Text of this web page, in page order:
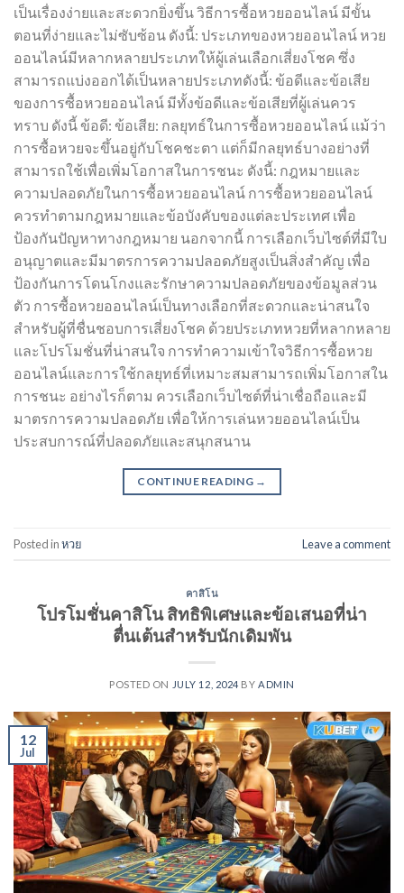
เป็นเรื่องง่ายและสะดวกยิ่งขึ้น วิธีการซื้อหวยออนไลน์ มีขั้น
ตอนที่ง่ายและไม่ซับซ้อน ดังนี้: ประเภทของหวยออนไลน์ หวย
ออนไลน์มีหลากหลายประเภทให้ผู้เล่นเลือกเสี่ยงโชค ซึ่ง
สามารถแบ่งออกได้เป็นหลายประเภทดังนี้: ข้อดีและข้อเสีย
ของการซื้อหวยออนไลน์ มีทั้งข้อดีและข้อเสียที่ผู้เล่นควร
ทราบ ดังนี้ ข้อดี: ข้อเสีย: กลยุทธ์ในการซื้อหวยออนไลน์ แม้ว่า
การซื้อหวยจะขึ้นอยู่กับโชคชะตา แต่ก็มีกลยุทธ์บางอย่างที่
สามารถใช้เพื่อเพิ่มโอกาสในการชนะ ดังนี้: กฎหมายและ
ความปลอดภัยในการซื้อหวยออนไลน์ การซื้อหวยออนไลน์
ควรทำตามกฎหมายและข้อบังคับของแต่ละประเทศ เพื่อ
ป้องกันปัญหาทางกฎหมาย นอกจากนี้ การเลือกเว็บไซต์ที่มีใบ
อนุญาตและมีมาตรการความปลอดภัยสูงเป็นสิ่งสำคัญ เพื่อ
ป้องกันการโดนโกงและรักษาความปลอดภัยของข้อมูลส่วน
ตัว การซื้อหวยออนไลน์เป็นทางเลือกที่สะดวกและน่าสนใจ
สำหรับผู้ที่ชื่นชอบการเสี่ยงโชค ด้วยประเภทหวยที่หลากหลาย
และโปรโมชั่นที่น่าสนใจ การทำความเข้าใจวิธีการซื้อหวย
ออนไลน์และการใช้กลยุทธ์ที่เหมาะสมสามารถเพิ่มโอกาสใน
การชนะ อย่างไรก็ตาม ควรเลือกเว็บไซต์ที่น่าเชื่อถือและมี
มาตรการความปลอดภัย เพื่อให้การเล่นหวยออนไลน์เป็น
ประสบการณ์ที่ปลอดภัยและสนุกสนาน
CONTINUE READING →
Posted inหวย Leave a comment
คาสิโน
โปรโมชั่นคาสิโน สิทธิพิเศษและข้อเสนอที่น่า
ตื่นเต้นสำหรับนักเดิมพัน
POSTED ON JULY 12, 2024 BYADMIN
12
Jul